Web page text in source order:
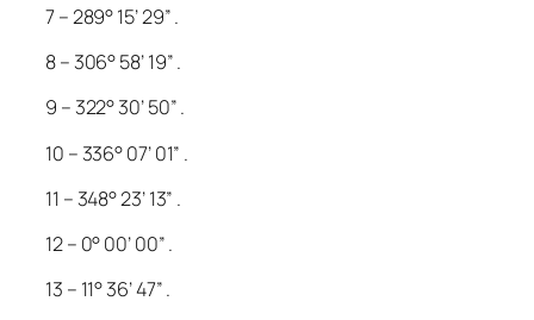
7 – 289° 15’ 29” .
8 – 306° 58’ 19” .
9 – 322° 30’ 50” .
10 – 336° 07’ 01” .
11 – 348° 23’ 13” .
12 – 0° 00’ 00” .
13 – 11° 36’ 47” .